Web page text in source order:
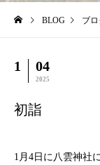
BLOG ブ
1 04
2025
初詣
1月4日に八雲神社